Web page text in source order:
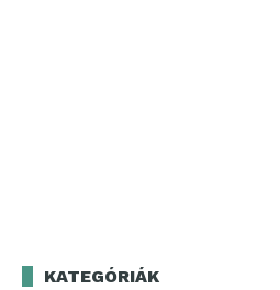
KATEGÓRIÁK